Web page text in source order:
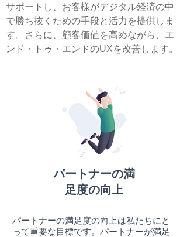
サポートし、お客様がデジタル経済の中
で勝ち抜くための手段と活力を提供しま
す。さらに、顧客価値を高めながら、エ
ンド・トゥ・エンドのUXを改善します。
パートナーの満
足度の向上
パートナーの満足度の向上は私たちにと
って重要な目標です。パートナーが満足